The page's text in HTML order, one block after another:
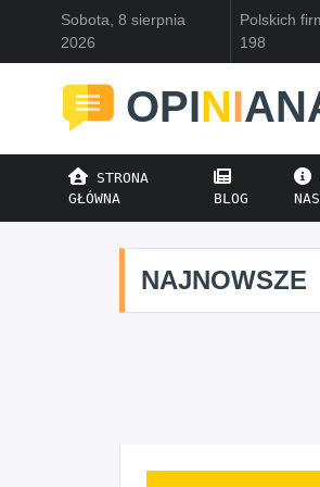
Sobota, 8 sierpnia
2026
Polskich
198
OPINI
STRONA
GŁÓWNA
BLOG
NAS
NAJNOWSZE